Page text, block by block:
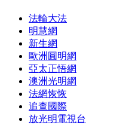
法輪大法
明慧網
新生網
歐洲圓明網
亞太正悟網
澳洲光明網
法網恢恢
追查國際
放光明電視台